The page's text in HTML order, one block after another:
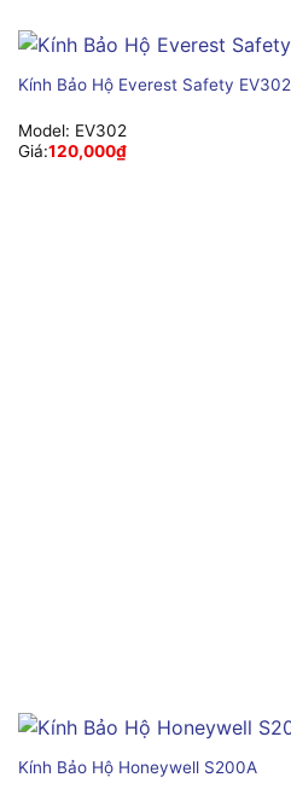
Kính Bảo Hộ Everest Safety EV302
Model: EV302
Giá:120,000₫
Kính Bảo Hộ Honeywell S200A